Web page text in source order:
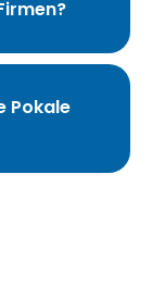
Pokale